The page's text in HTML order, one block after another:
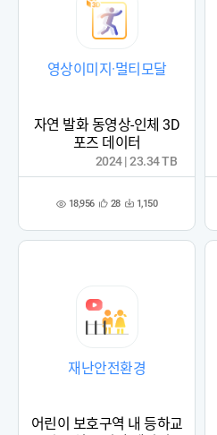
영상이미지·멀티모달
자연 발화 동영상-인체 3D
포즈 데이터
조 18,956 관
록
28 다 1,150
2024 | 23.34 TB
재난안전환경
어린이 보호구역 내 등하교